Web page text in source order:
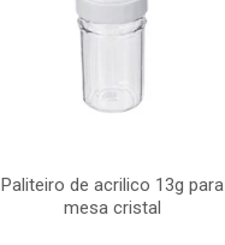
Paliteiro de acrilico 13g para
mesa cristal